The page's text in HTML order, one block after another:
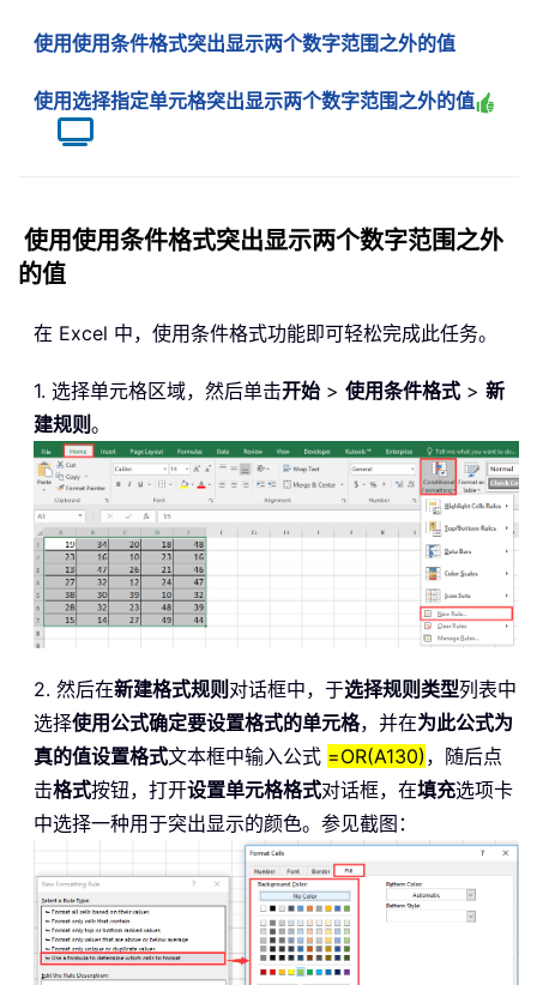
使用使用条件格式突出显示两个数字范围之外的值
使用选择指定单元格突出显示两个数字范围之外的值
使用使用条件格式突出显示两个数字范围之外
的值
在 Excel 中，使用条件格式功能即可轻松完成此任务。
1. 选择单元格区域，然后单击开始 > 使用条件格式 > 新
建规则。
2. 然后在新建格式规则 对话框中，于选择规则类型列表中
选择使用公式确定要设置格式的单元格，并在为此公式为
真的值设置格式文本框中输入公式 =OR(A130) ，随后点
击格式按钮，打开设置单元格格式对话框，在填充选项卡
中选择一种用于突出显示的颜色。参见截图：